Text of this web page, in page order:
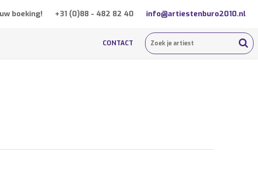
boeking! +31 (0)88 - 482 82 40 info@artiestenburo2010.nl
CONTACT